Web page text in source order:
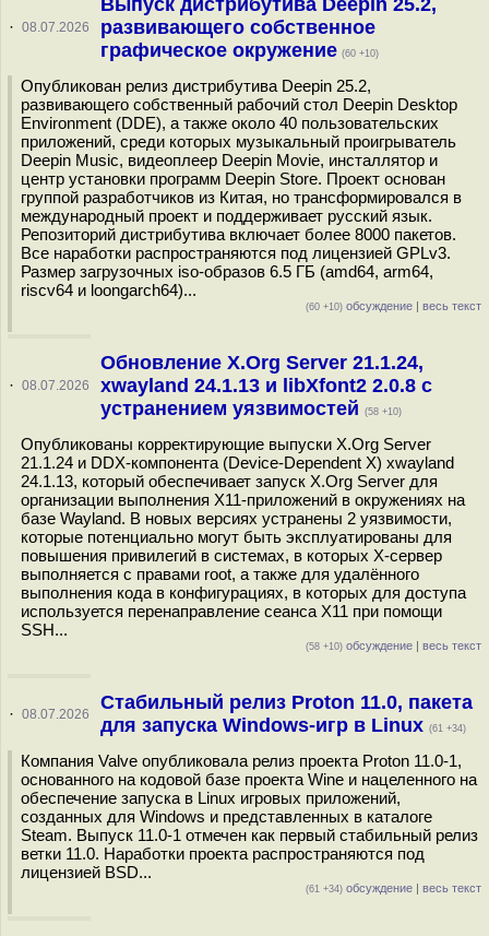
· 08.07.2026
Выпуск дистрибутива Deepin 25.2,
развивающего собственное
графическое окружение (60 +10)
Опубликован релиз дистрибутива Deepin 25.2,
развивающего собственный рабочий стол Deepin Desktop
Environment (DDE), а также около 40 пользовательских
приложений, среди которых музыкальный проигрыватель
Deepin Music, видеоплеер Deepin Movie, инсталлятор и
центр установки программ Deepin Store. Проект основан
группой разработчиков из Китая, но трансформировался в
международный проект и поддерживает русский язык.
Репозиторий дистрибутива включает более 8000 пакетов.
Все наработки распространяются под лицензией GPLv3.
Размер загрузочных iso-образов 6.5 ГБ (amd64, arm64,
riscv64 и loongarch64)...
(60 +10) обсуждение | весь текст
· 08.07.2026
Обновление X.Org Server 21.1.24,
xwayland 24.1.13 и libXfont2 2.0.8 с
устранением уязвимостей (58 +10)
Опубликованы корректирующие выпуски X.Org Server
21.1.24 и DDX-компонента (Device-Dependent X) xwayland
24.1.13, который обеспечивает запуск X.Org Server для
организации выполнения X11-приложений в окружениях на
базе Wayland. В новых версиях устранены 2 уязвимости,
которые потенциально могут быть эксплуатированы для
повышения привилегий в системах, в которых X-сервер
выполняется с правами root, а также для удалённого
выполнения кода в конфигурациях, в которых для доступа
используется перенаправление сеанса X11 при помощи
SSH...
(58 +10) обсуждение | весь текст
· 08.07.2026
Стабильный релиз Proton 11.0, пакета
для запуска Windows-игр в Linux (61 +34)
Компания Valve опубликовала релиз проекта Proton 11.0-1,
основанного на кодовой базе проекта Wine и нацеленного на
обеспечение запуска в Linux игровых приложений,
созданных для Windows и представленных в каталоге
Steam. Выпуск 11.0-1 отмечен как первый стабильный релиз
ветки 11.0. Наработки проекта распространяются под
лицензией BSD...
(61 +34) обсуждение | весь текст